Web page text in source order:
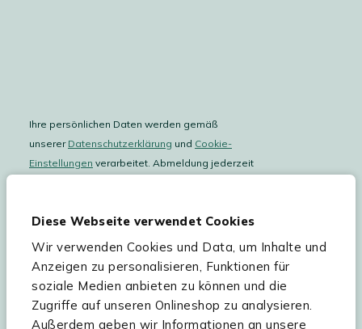
Diese Webseite verwendet Cookies
Wir verwenden Cookies und Data, um Inhalte und
Anzeigen zu personalisieren, Funktionen für
soziale Medien anbieten zu können und die
Zugriffe auf unseren Onlineshop zu analysieren.
Außerdem geben wir Informationen an unsere
Ihre persönlichen Daten werden gemäß
unserer Datenschutzerklärung und Cookie-
Einstellungen verarbeitet. Abmeldung jederzeit
Hilfe & Service
Sortiment
Kees Smit Gartenmöbel